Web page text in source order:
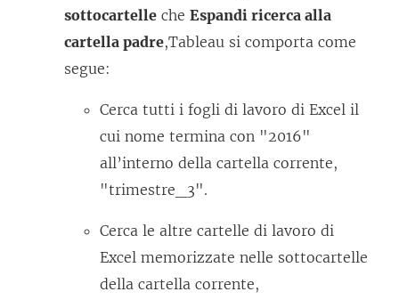
sottocartelle che Espandi ricerca alla
cartella padre,Tableau si comporta come
segue:
Cerca tutti i fogli di lavoro di Excel il
cui nome termina con "2016"
all’interno della cartella corrente,
"trimestre_3".
Cerca le altre cartelle di lavoro di
Excel memorizzate nelle sottocartelle
della cartella corrente,